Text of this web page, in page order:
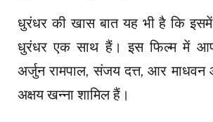
धुरंधर की खास बात यह भी है कि
धुरंधर एक साथ हैं। इस फिल्म में
अर्जुन रामपाल, संजय दत्त, आर
अक्षय खन्ना शामिल हैं।